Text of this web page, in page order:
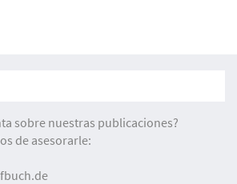
sobre nuestras publicaciones?
de asesorarle: